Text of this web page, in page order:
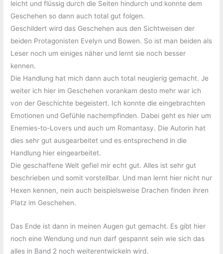
leicht und flüssig durch die Seiten hindurch und konnte dem
Geschehen so dann auch total gut folgen.
Geschildert wird das Geschehen aus den Sichtweisen der
beiden Protagonisten Evelyn und Bowen. So ist man beiden als
Leser noch um einiges näher und lernt sie noch besser
kennen.
Die Handlung hat mich dann auch total neugierig gemacht. Je
weiter ich hier im Geschehen vorankam desto mehr war ich
von der Geschichte begeistert. Ich konnte die eingebrachten
Emotionen und Gefühle nachempfinden. Dabei geht es hier um
Enemies-to-Lovers und auch um Romantasy. Die Autorin hat
dies sehr gut ausgearbeitet und es entsprechend in die
Handlung hier eingearbeitet.
Die geschaffene Welt gefiel mir echt gut. Alles ist sehr gut
beschrieben und somit vorstellbar. Und man lernt hier nicht nur
Hexen kennen, nein auch beispielsweise Drachen finden ihren
Platz im Geschehen.
Das Ende ist dann in meinen Augen gut gemacht. Es gibt hier
noch eine Wendung und nun darf gespannt sein wie sich das
alles in Band 2 noch weiterentwickeln wird.